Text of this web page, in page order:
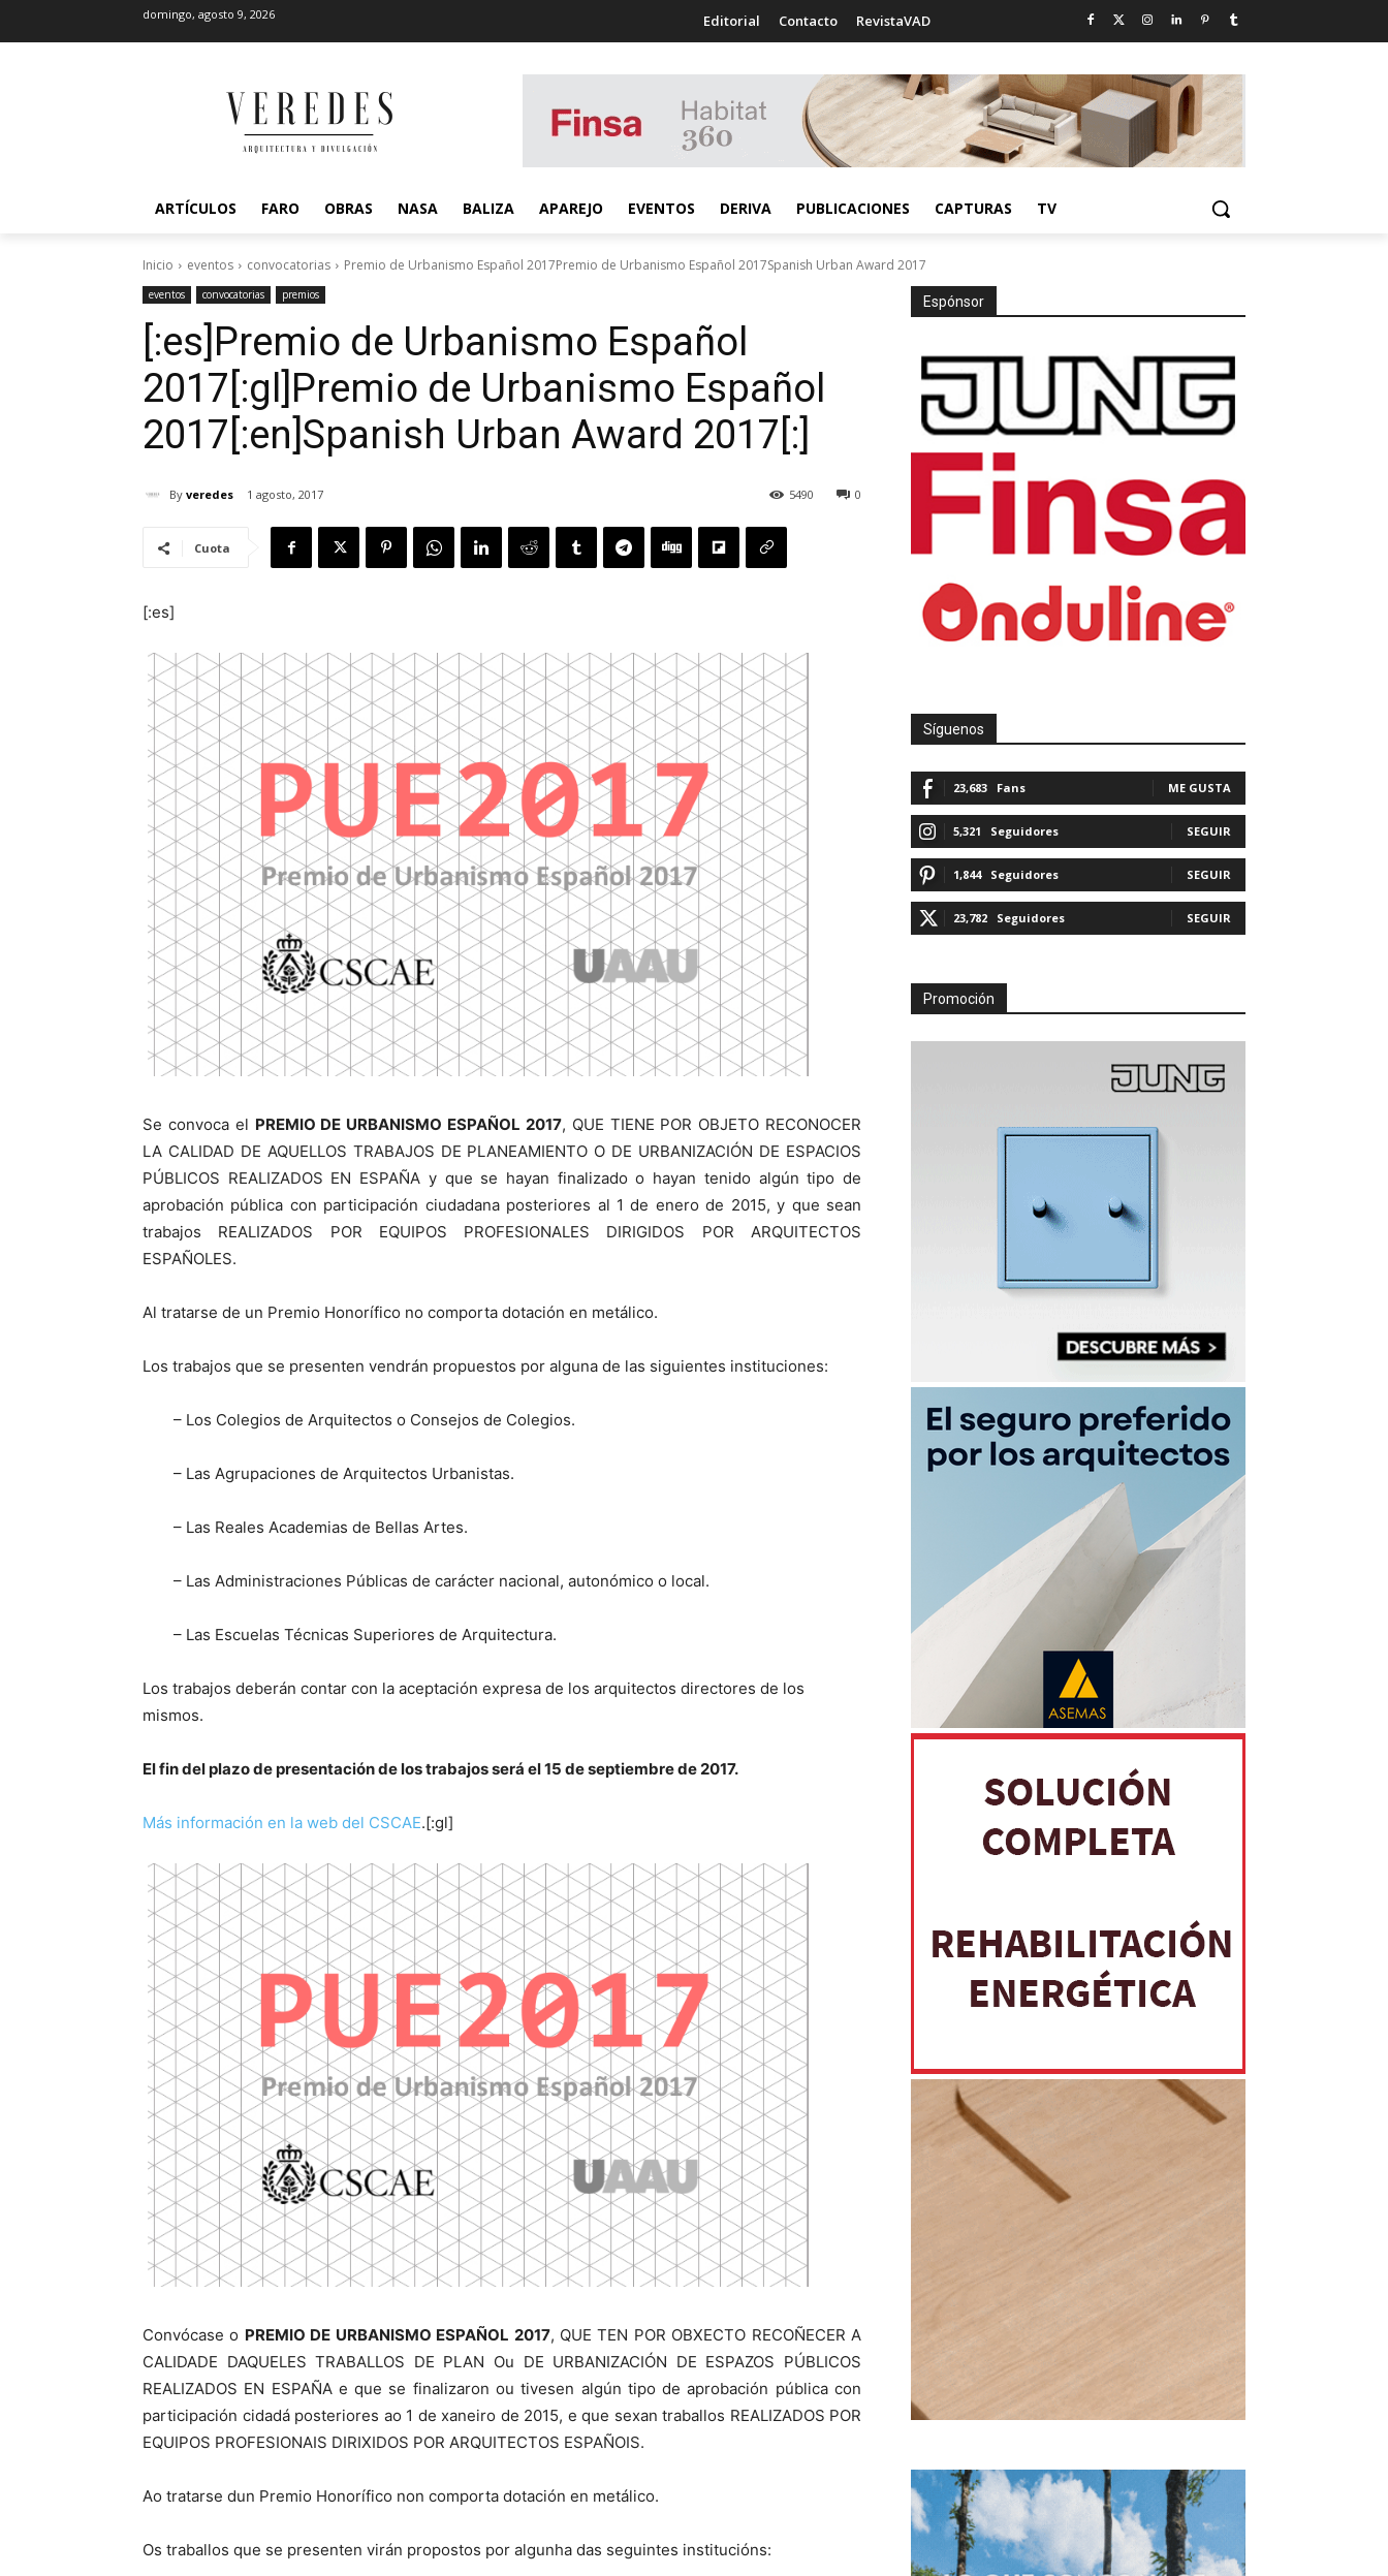
domingo, agosto 9, 2026 Editorial Contacto RevistaVAD
ARTÍCULOS FARO OBRAS NASA BALIZA APAREJO EVENTOS DERIVA PUBLICACIONES CAPTURAS TV
Inicio eventos convocatorias Premio de Urbanismo Español 2017Premio de Urbanismo Español 2017Spanish Urban Award 2017
eventos convocatorias premios
[:es]Premio de Urbanismo Español
2017[:gl]Premio de Urbanismo Español
2017[:en]Spanish Urban Award 2017[:]
By veredes 1 agosto, 2017 0
5490
Cuota
[:es]
Se convoca el PREMIO DE URBANISMO ESPAÑOL 2017, QUE TIENE POR OBJETO RECONOCER
LA CALIDAD DE AQUELLOS TRABAJOS DE PLANEAMIENTO O DE URBANIZACIÓN DE ESPACIOS
PÚBLICOS REALIZADOS EN ESPAÑA y que se hayan finalizado o hayan tenido algún tipo de
aprobación pública con participación ciudadana posteriores al 1 de enero de 2015, y que sean
trabajos REALIZADOS POR EQUIPOS PROFESIONALES DIRIGIDOS POR ARQUITECTOS
ESPAÑOLES.
Al tratarse de un Premio Honorífico no comporta dotación en metálico.
Los trabajos que se presenten vendrán propuestos por alguna de las siguientes instituciones:
– Los Colegios de Arquitectos o Consejos de Colegios.
– Las Agrupaciones de Arquitectos Urbanistas.
– Las Reales Academias de Bellas Artes.
– Las Administraciones Públicas de carácter nacional, autonómico o local.
– Las Escuelas Técnicas Superiores de Arquitectura.
Los trabajos deberán contar con la aceptación expresa de los arquitectos directores de los
mismos.
El fin del plazo de presentación de los trabajos será el 15 de septiembre de 2017.
Más información en la web del CSCAE.[:gl]
Convócase o PREMIO DE URBANISMO ESPAÑOL 2017, QUE TEN POR OBXECTO RECOÑECER A
CALIDADE DAQUELES TRABALLOS DE PLAN Ou DE URBANIZACIÓN DE ESPAZOS PÚBLICOS
REALIZADOS EN ESPAÑA e que se finalizaron ou tivesen algún tipo de aprobación pública con
participación cidadá posteriores ao 1 de xaneiro de 2015, e que sexan traballos REALIZADOS POR
EQUIPOS PROFESIONAIS DIRIXIDOS POR ARQUITECTOS ESPAÑOIS.
Ao tratarse dun Premio Honorífico non comporta dotación en metálico.
Os traballos que se presenten virán propostos por algunha das seguintes institucións:
Espónsor
Síguenos
23,683 Fans ME GUSTA
5,321 Seguidores SEGUIR
1,844 Seguidores SEGUIR
23,782 Seguidores SEGUIR
Promoción